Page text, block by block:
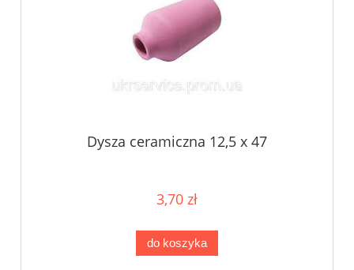
Dysza ceramiczna 12,5 x 47
3,70 zł
do koszyka